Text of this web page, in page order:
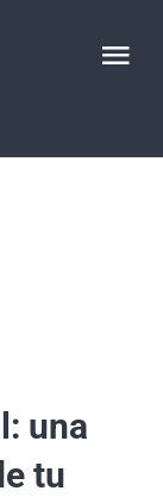
una
tu